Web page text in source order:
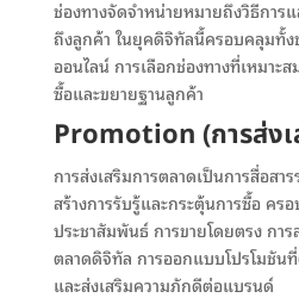
ช่องทางจัดจำหน่ายหมายถึงวิธีกา
ถึงลูกค้า ในยุคดิจิทัลนี้ครอบคลุมทั้ง
ออนไลน์ การเลือกช่องทางที่เหมาะ
ซื้อและขยายฐานลูกค้า
Promotion (การส่งเ
การส่งเสริมการตลาดเป็นการสื่อสา
สร้างการรับรู้และกระตุ้นการซื้อ คร
ประชาสัมพันธ์ การขายโดยตรง การ
ตลาดดิจิทัล การออกแบบโปรโมชันที่
และส่งเสริมความภักดีต่อแบรนด์